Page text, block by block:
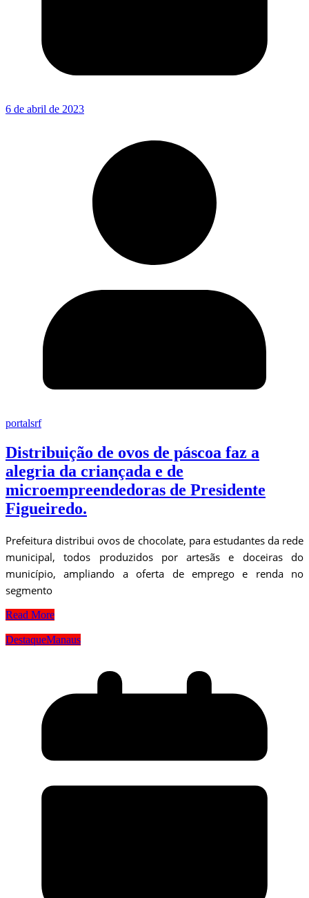
6 de abril de 2023
portalsrf
Distribuição de ovos de páscoa faz a
alegria da criançada e de
microempreendedoras de Presidente
Figueiredo.
Prefeitura distribui ovos de chocolate, para estudantes da rede
municipal, todos produzidos por artesãs e doceiras do
município, ampliando a oferta de emprego e renda no
segmento
Read More
DestaqueManaus